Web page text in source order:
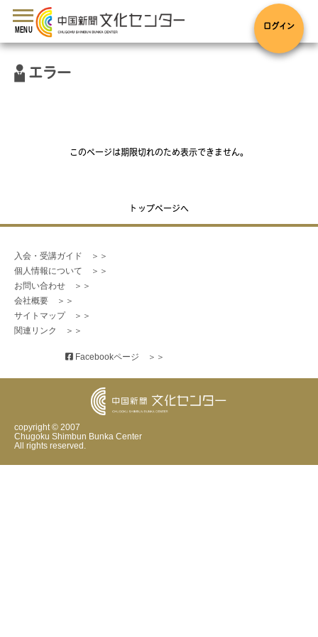
toggle
navigation
MENU ログイン
エラー
このページは期限切れのため表示できません。
トップページへ
入会・受講ガイド　＞＞
個人情報について　＞＞
お問い合わせ　＞＞
会社概要　＞＞
サイトマップ　＞＞
関連リンク　＞＞
Facebookページ　＞＞
copyright © 2007
Chugoku Shimbun Bunka Center
All rights reserved.